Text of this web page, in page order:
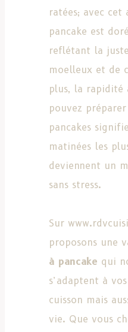
ratées; avec cet
pancake est
reflétant la
moelleux et de
plus, la rapidité
pouvez
pancakes
matinées les
deviennent un
sans stress.
Sur
proposons une
à pancake qui
s’adaptent à
cuisson mais
vie. Que vous